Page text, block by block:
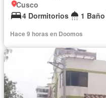
Cusco
4 Dormitorios
1 Baño
Hace 9 horas en Doomos